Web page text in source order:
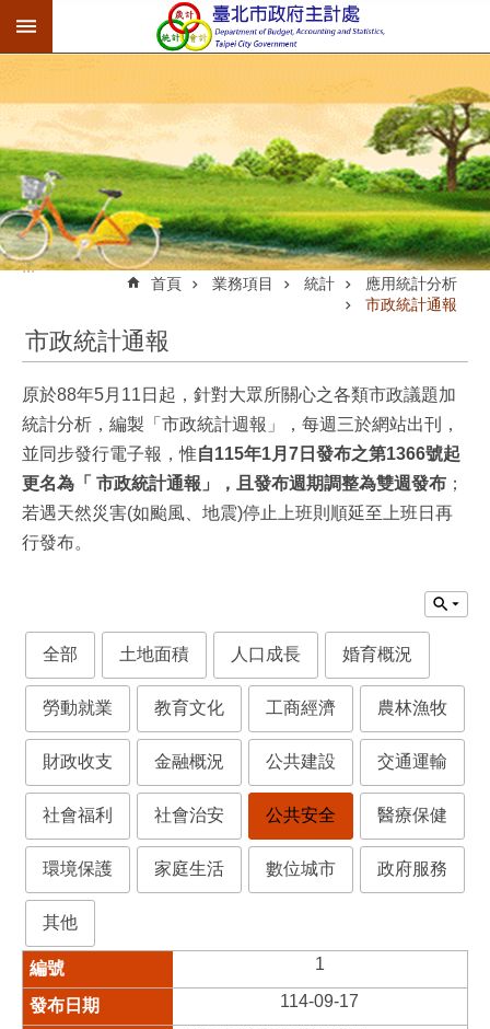
跳到主要內容區塊
:::
首頁 業務項目 統計
應用統計分析
市政統計通報
市政統計通報
原於88年5月11日起，針對大眾所關心之各類市政議題加
統計分析，編製「市政統計週報」，每週三於網站出刊，
並同步發行電子報，惟自115年1月7日發布之第1366號起
更名為「 市政統計通報」，且發布週期調整為雙週發布 ；
若遇天然災害(如颱風、地震)停止上班則順延至上班日再
行發布。
全部 土地面積 人口成長 婚育概況
勞動就業 教育文化 工商經濟 農林漁牧
財政收支 金融概況 公共建設 交通運輸
社會福利 社會治安 公共安全 醫療保健
環境保護 家庭生活 數位城市 政府服務
其他
1
114-09-17